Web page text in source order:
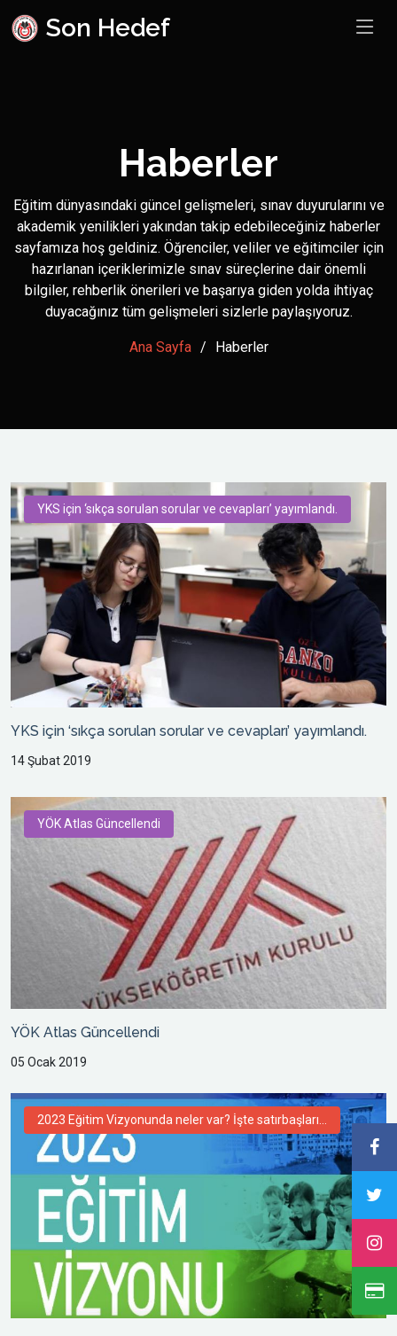
Son Hedef
Haberler
Eğitim dünyasındaki güncel gelişmeleri, sınav duyurularını ve
akademik yenilikleri yakından takip edebileceğiniz haberler
sayfamıza hoş geldiniz. Öğrenciler, veliler ve eğitimciler için
hazırlanan içeriklerimizle sınav süreçlerine dair önemli
bilgiler, rehberlik önerileri ve başarıya giden yolda ihtiyaç
duyacağınız tüm gelişmeleri sizlerle paylaşıyoruz.
Ana Sayfa Haberler
YKS için ‘sıkça sorulan sorular ve cevapları’ yayımlandı.
YKS için ‘sıkça sorulan sorular ve cevapları’ yayımlandı.
14 Şubat 2019
YÖK Atlas Güncellendi
YÖK Atlas Güncellendi
05 Ocak 2019
2023 Eğitim Vizyonunda neler var? İşte satırbaşları...